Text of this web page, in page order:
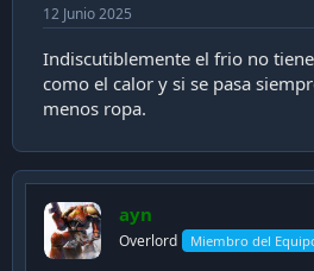
12 Junio 2025
Indiscutiblemente el frio no
como el calor y si se pasa
menos ropa.
ayn
Overlord Miembro del